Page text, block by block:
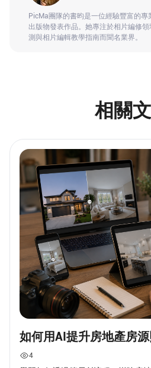
PicMa團隊的書昀是一位經驗豐富的
出版物發表作品。她專注於相片編修
測與相片編輯教學指南而聞名業界。
相關
如何用AI提升房地產房
4